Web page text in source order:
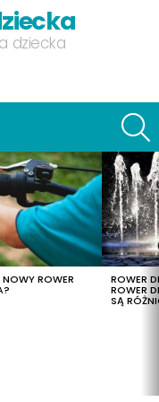
dziecka
ROWER ROWER
ROWER
SĄ